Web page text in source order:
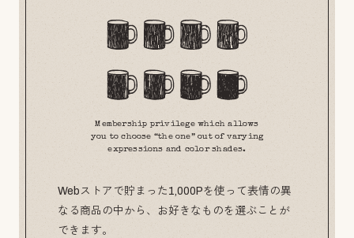
Membership privilege which allows
you to choose “the one” out of varying
expressions and color shades.
Webストアで貯まった1,000Pを使って表情の異
なる商品の中から、お好きなものを選ぶことが
できます。